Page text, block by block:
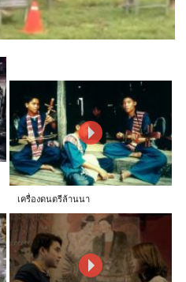
เครื่องดนตรีล้านนา